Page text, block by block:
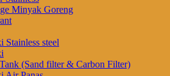
Minyak Goreng
Stainless steel
(Sand filter & Carbon Filter)